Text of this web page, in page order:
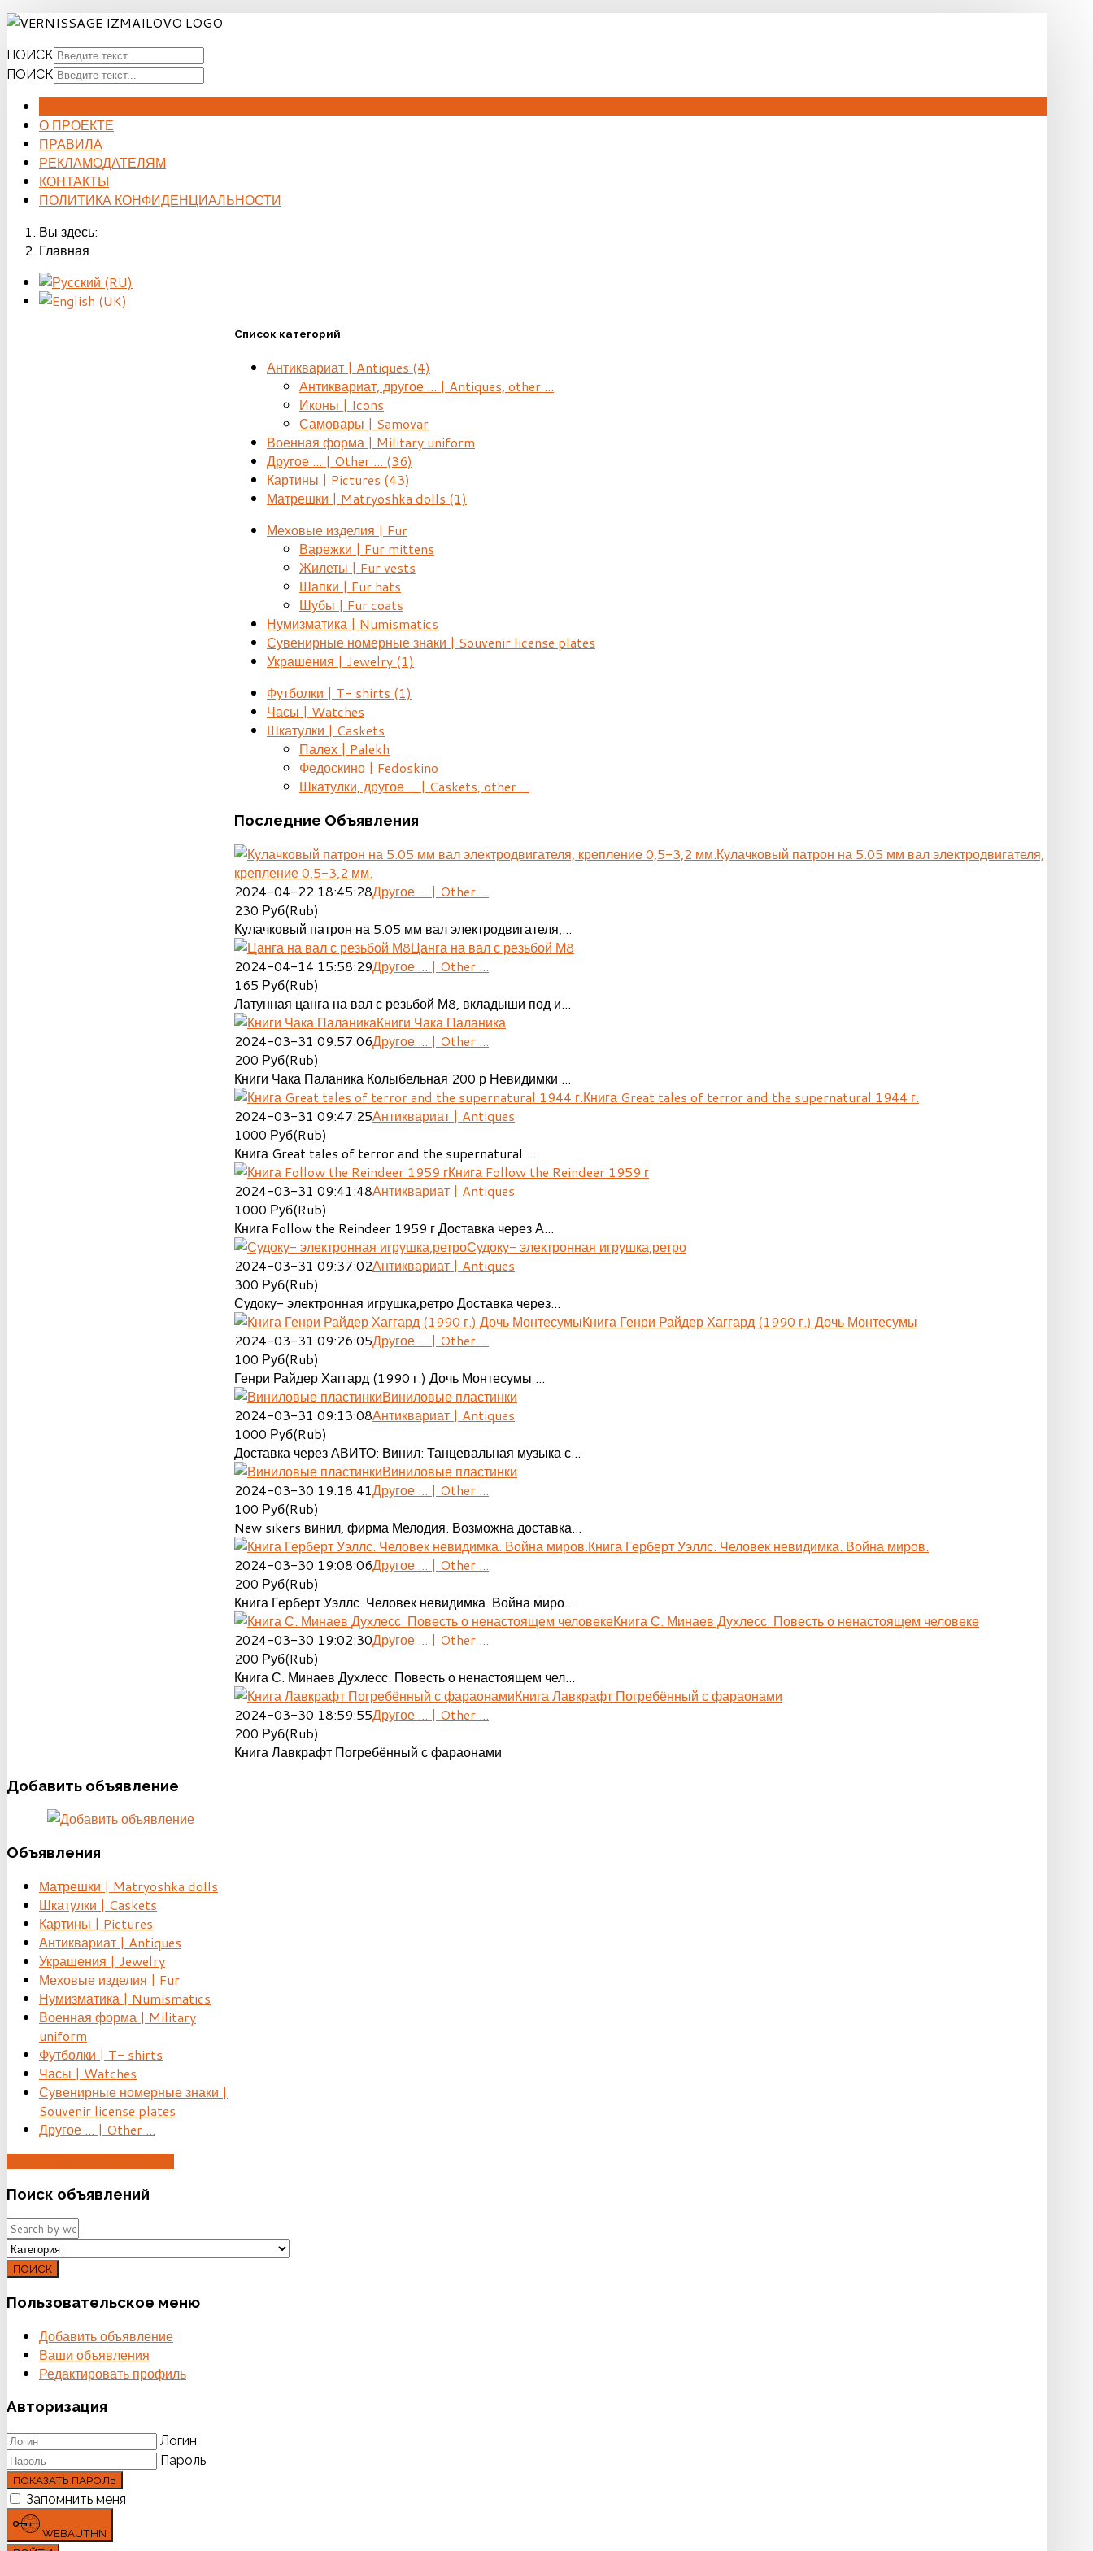
ПОИСК
ПОИСК
О ПРОЕКТЕ
ПРАВИЛА
РЕКЛАМОДАТЕЛЯМ
КОНТАКТЫ
ПОЛИТИКА КОНФИДЕНЦИАЛЬНОСТИ
Вы здесь:
Главная
Список категорий
Антиквариат | Antiques (4)
Антиквариат, другое ... | Antiques, other ...
Иконы | Icons
Самовары | Samovar
Военная форма | Military uniform
Другое ... | Other ... (36)
Картины | Pictures (43)
Матрешки | Matryoshka dolls (1)
Меховые изделия | Fur
Варежки | Fur mittens
Жилеты | Fur vests
Шапки | Fur hats
Шубы | Fur coats
Нумизматика | Numismatics
Сувенирные номерные знаки | Souvenir license plates
Украшения | Jewelry (1)
Футболки | T- shirts (1)
Часы | Watches
Шкатулки | Caskets
Палех | Palekh
Федоскино | Fedoskino
Шкатулки, другое ... | Caskets, other ...
Последние Объявления
Кулачковый патрон на 5.05 мм вал электродвигателя,
крепление 0,5-3,2 мм.
2024-04-22 18:45:28Другое ... | Other ...
230 Руб(Rub)
Кулачковый патрон на 5.05 мм вал электродвигателя,...
Цанга на вал с резьбой М8
2024-04-14 15:58:29Другое ... | Other ...
165 Руб(Rub)
Латунная цанга на вал с резьбой М8, вкладыши под и...
Книги Чака Паланика
2024-03-31 09:57:06Другое ... | Other ...
200 Руб(Rub)
Книги Чака Паланика Колыбельная 200 р Невидимки ...
Книга Great tales of terror and the supernatural 1944 г.
2024-03-31 09:47:25Антиквариат | Antiques
1000 Руб(Rub)
Книга Great tales of terror and the supernatural ...
Книга Follow the Reindeer 1959 г
2024-03-31 09:41:48Антиквариат | Antiques
1000 Руб(Rub)
Книга Follow the Reindeer 1959 г Доставка через А...
Судоку- электронная игрушка,ретро
2024-03-31 09:37:02Антиквариат | Antiques
300 Руб(Rub)
Судоку- электронная игрушка,ретро Доставка через...
Книга Генри Райдер Хаггард (1990 г.) Дочь Монтесумы
2024-03-31 09:26:05Другое ... | Other ...
100 Руб(Rub)
Генри Райдер Хаггард (1990 г.) Дочь Монтесумы ...
Виниловые пластинки
2024-03-31 09:13:08Антиквариат | Antiques
1000 Руб(Rub)
Доставка через АВИТО: Винил: Танцевальная музыка с...
Виниловые пластинки
2024-03-30 19:18:41Другое ... | Other ...
100 Руб(Rub)
New sikers винил, фирма Мелодия. Возможна доставка...
Книга Герберт Уэллс. Человек невидимка. Война миров.
2024-03-30 19:08:06Другое ... | Other ...
200 Руб(Rub)
Книга Герберт Уэллс. Человек невидимка. Война миро...
Книга С. Минаев Духлесс. Повесть о ненастоящем человеке
2024-03-30 19:02:30Другое ... | Other ...
200 Руб(Rub)
Книга С. Минаев Духлесс. Повесть о ненастоящем чел...
Книга Лавкрафт Погребённый с фараонами
2024-03-30 18:59:55Другое ... | Other ...
200 Руб(Rub)
Книга Лавкрафт Погребённый с фараонами
Добавить объявление
Объявления
Матрешки | Matryoshka dolls
Шкатулки | Caskets
Картины | Pictures
Антиквариат | Antiques
Украшения | Jewelry
Меховые изделия | Fur
Нумизматика | Numismatics
Военная форма | Military
uniform
Футболки | T- shirts
Часы | Watches
Сувенирные номерные знаки |
Souvenir license plates
Другое ... | Other ...
Поиск объявлений
ПОИСК
Пользовательское меню
Добавить объявление
Ваши объявления
Редактировать профиль
Авторизация
Логин
Пароль
ПОКАЗАТЬ ПАРОЛЬ
Запомнить меня
WEBAUTHN